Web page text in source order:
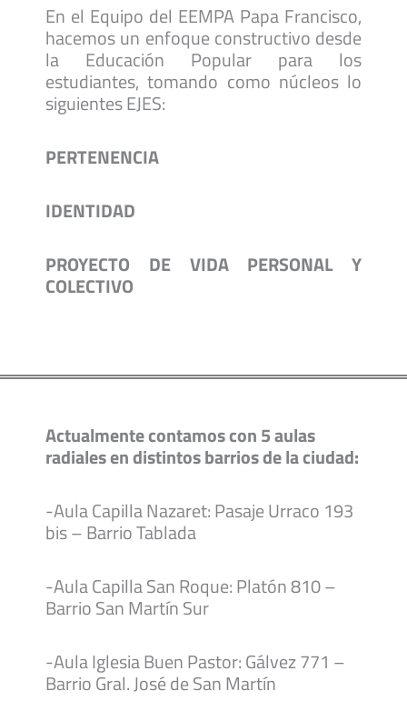
En el Equipo del EEMPA Papa Francisco,
hacemos un enfoque constructivo desde
la Educación Popular para los
estudiantes, tomando como núcleos lo
siguientes EJES:
PERTENENCIA
IDENTIDAD
PROYECTO DE VIDA PERSONAL Y
COLECTIVO
Actualmente contamos con 5 aulas
radiales en distintos barrios de la ciudad:
-Aula Capilla Nazaret: Pasaje Urraco 193
bis – Barrio Tablada
-Aula Capilla San Roque: Platón 810 –
Barrio San Martín Sur
-Aula Iglesia Buen Pastor: Gálvez 771 –
Barrio Gral. José de San Martín